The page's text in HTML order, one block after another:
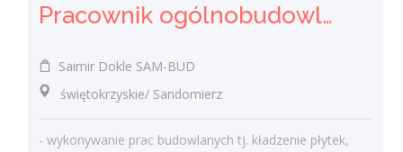
Pracownik ogólnobudowlany ( k/m)
Saimir Dokle SAM-BUD
świętokrzyskie/ Sandomierz
- wykonywanie prac budowlanych tj. kładzenie płytek,